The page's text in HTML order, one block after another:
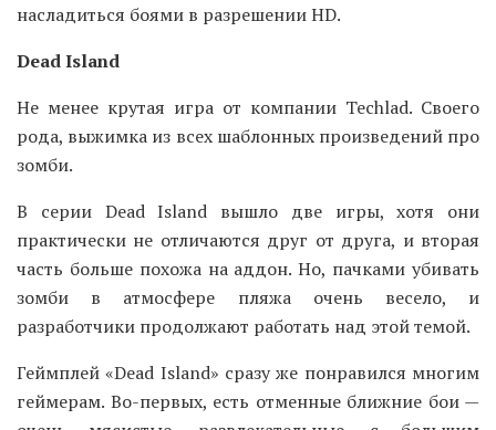
насладиться боями в разрешении HD.
Dead Island
Не менее крутая игра от компании Techlad. Своего
рода, выжимка из всех шаблонных произведений про
зомби.
В серии Dead Island вышло две игры, хотя они
практически не отличаются друг от друга, и вторая
часть больше похожа на аддон. Но, пачками убивать
зомби в атмосфере пляжа очень весело, и
разработчики продолжают работать над этой темой.
Геймплей «Dead Island» сразу же понравился многим
геймерам. Во-первых, есть отменные ближние бои —